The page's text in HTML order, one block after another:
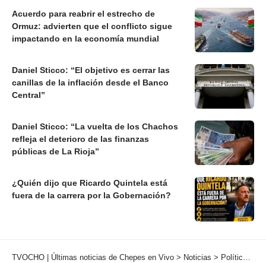
Acuerdo para reabrir el estrecho de
Ormuz: advierten que el conflicto sigue
impactando en la economía mundial
Daniel Sticco: “El objetivo es cerrar las
canillas de la inflación desde el Banco
Central”
Daniel Sticco: “La vuelta de los Chachos
refleja el deterioro de las finanzas
públicas de La Rioja”
¿Quién dijo que Ricardo Quintela está
fuera de la carrera por la Gobernación?
TVOCHO | Últimas noticias de Chepes en Vivo > Noticias > Política >